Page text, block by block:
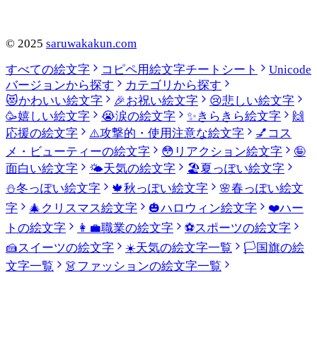
© 2025 saruwakakun.com
すべての絵文字
コピペ用絵文字チートシート
Unicode
バージョンから探す
カテゴリから探す
😻かわいい絵文字 🎉お祝い絵文字 😢悲しい絵文字
🥳嬉しい絵文字 😭涙の絵文字 ✨きらきら絵文字
🙌
応援の絵文字
⚠️攻撃的・使用注意な絵文字 💅 コス
メ・ビューティーの絵文字
😳 リアクション絵文字
🤪
面白い絵文字
🌤️天気の絵文字 🏖️夏っぽい絵文字
⛄冬っぽい絵文字 🍁秋っぽい絵文字 🌸春っぽい絵文
字
🎄 クリスマス絵文字 🎃ハロウィン絵文字 ❤️ハー
トの絵文字
👩‍💼職業の絵文字 ⚽スポーツの絵文字
🍰スイーツの絵文字 ☀️天気の絵文字一覧 🏳️国旗の絵
文字一覧
👗ファッションの絵文字一覧